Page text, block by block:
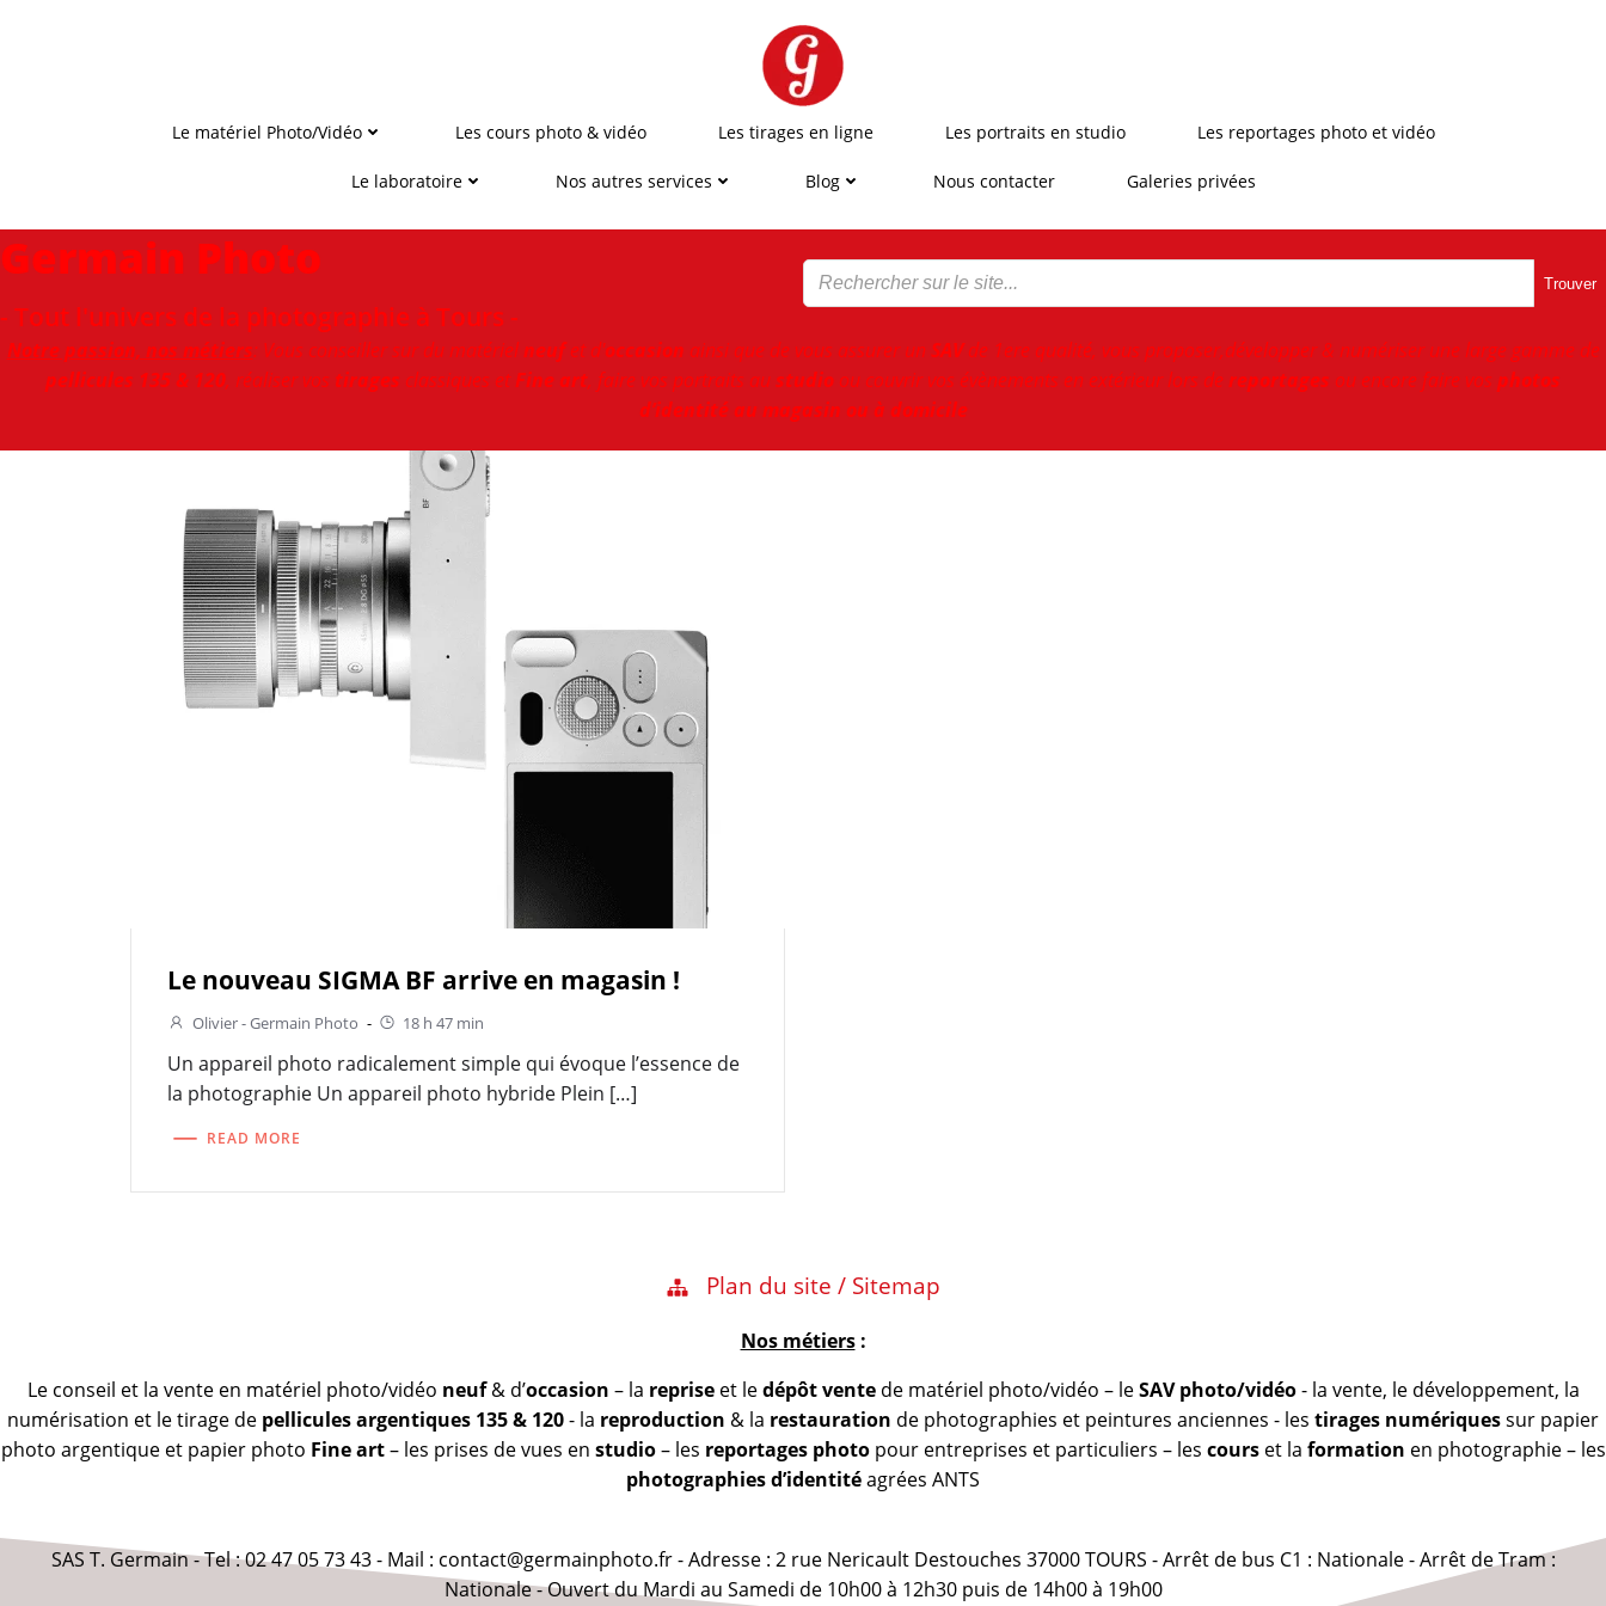
Le matériel Photo/Vidéo Les cours photo & vidéo Les tirages en ligne Les portraits en studio Les reportages photo et vidéo
Le laboratoire Nos autres services Blog Nous contacter Galeries privées
Germain Photo
- Tout l'univers de la photographie à Tours -
Trouver
Notre passion, nos métiers: Vous conseiller sur du matérielneuf et d'occasion ainsi que de vous assurer un SAVde 1ere qualité, vous proposer,développer & numériser une large gamme de
pellicules 135 & 120, réaliser vos tirages classiques etFine art, faire vos portraits austudio ou couvrir vos évènements en extérieur lors de reportages ou encore faire vos photos
d’identité au magasin ou à domicile
Le nouveau SIGMA BF arrive en magasin !
Olivier - Germain Photo - 18 h 47 min
Un appareil photo radicalement simple qui évoque l’essence de
la photographie Un appareil photo hybride Plein […]
READ MORE
Plan du site / Sitemap
Nos métiers:
Le conseil et la vente en matériel photo/vidéo neuf& d’occasion – la repriseet ledépôt ventede matériel photo/vidéo – leSAV photo/vidéo- la vente, le développement, la
numérisation et le tirage de pellicules argentiques 135 & 120- la reproduction & la restauration de photographies et peintures anciennes - les tirages numériquessur papier
photo argentique et papier photo Fine art– les prises de vues en studio– les reportages photopour entreprises et particuliers – les courset la formation en photographie – les
photographies d’identitéagrées ANTS
SAS T. Germain - Tel : 02 47 05 73 43 - Mail : contact@germainphoto.fr - Adresse : 2 rue Nericault Destouches 37000 TOURS - Arrêt de bus C1 : Nationale - Arrêt de Tram :
Nationale - Ouvert du Mardi au Samedi de 10h00 à 12h30 puis de 14h00 à 19h00